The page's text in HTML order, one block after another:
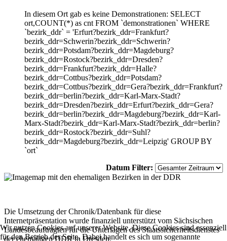
In diesem Ort gab es keine Demonstrationen: SELECT
ort,COUNT(*) as cnt FROM `demonstrationen` WHERE
`bezirk_ddr` = 'Erfurt?bezirk_ddr=Frankfurt?
bezirk_ddr=Schwerin?bezirk_ddr=Schwerin?
bezirk_ddr=Potsdam?bezirk_ddr=Magdeburg?
bezirk_ddr=Rostock?bezirk_ddr=Dresden?
bezirk_ddr=Frankfurt?bezirk_ddr=Halle?
bezirk_ddr=Cottbus?bezirk_ddr=Potsdam?
bezirk_ddr=Cottbus?bezirk_ddr=Gera?bezirk_ddr=Frankfurt?
bezirk_ddr=berlin?bezirk_ddr=Karl-Marx-Stadt?
bezirk_ddr=Dresden?bezirk_ddr=Erfurt?bezirk_ddr=Gera?
bezirk_ddr=berlin?bezirk_ddr=Magdeburg?bezirk_ddr=Karl-
Marx-Stadt?bezirk_ddr=Karl-Marx-Stadt?bezirk_ddr=berlin?
bezirk_ddr=Rostock?bezirk_ddr=Suhl?
bezirk_ddr=Magdeburg?bezirk_ddr=Leipzig' GROUP BY
`ort`
Datum Filter:
Die Umsetzung der Chronik/Datenbank für diese
Internetpräsentation wurde finanziell unterstützt vom Sächsischen
Landesbeauftragten für die Unterlagen des Staatssicherheitsdienstes
der ehemaligen DDR in Dresden.
Wir nutzen Cookies auf unserer Website. Diese Cookies sind essenziell
für den Betrieb der Seite. Dabei handelt es sich um sogenannte